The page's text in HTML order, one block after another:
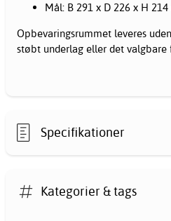
Mål: B 291 x D 226 x H 214
Opbevaringsrummet leveres
støbt underlag eller det valgbare
Specifikationer
Kategorier & tags